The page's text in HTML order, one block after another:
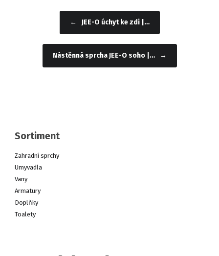
Navigace příspěvku
← JEE-O úchyt ke zdi |…
Nástěnná sprcha JEE-O soho |… →
Sortiment
Zahradní sprchy
Umyvadla
Vany
Armatury
Doplňky
Toalety